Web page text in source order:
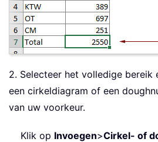
2. Selecteer het volledige bereik
een cirkeldiagram of een
van uw voorkeur.
Klik op Invoegen>Cirkel- of